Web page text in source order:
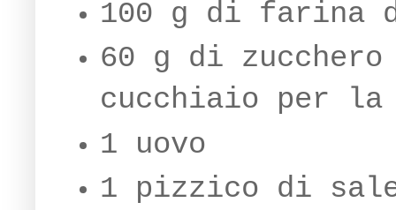
100 g di farina
60 g di
cucchiaio per
1 uovo
1 pizzico di